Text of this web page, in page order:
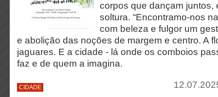
corpos que dançam juntos,
soltura. “Encontramo-nos
com beleza e fulgor um
e abolição das noções de margem e centro. A
jaguares. E a cidade - lá onde os comboios
faz e de quem a imagina.
CIDADE